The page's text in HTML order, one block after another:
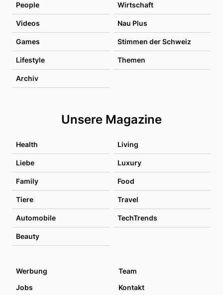
People Wirtschaft
Videos Nau Plus
Games Stimmen der Schweiz
Lifestyle Themen
Archiv
Unsere Magazine
Health Living
Liebe Luxury
Family Food
Tiere Travel
Automobile TechTrends
Beauty
Werbung
Team
Jobs
Kontakt